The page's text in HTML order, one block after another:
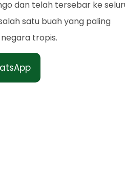
dan telah tersebar ke
satu buah yang paling
tropis.